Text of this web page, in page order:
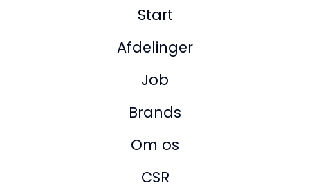
Start
Afdelinger
Job
Brands
Om os
CSR